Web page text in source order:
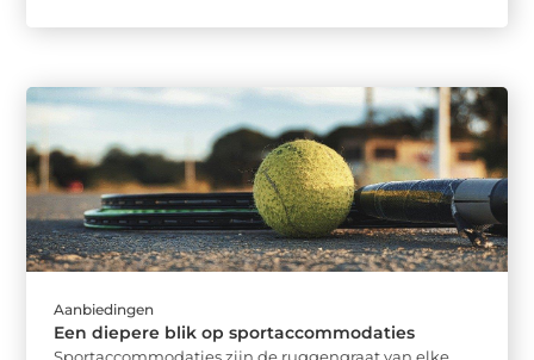
Aanbiedingen
Een diepere blik op sportaccommodaties